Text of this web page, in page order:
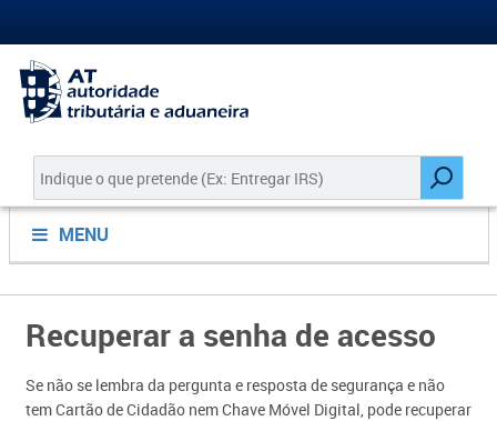
MENU
Recuperar a senha de acesso
​​​Se não se lembra da pergunta e resposta de segurança e não
tem Cartão de Cidadão nem Chave Móvel Digital, pode recuperar